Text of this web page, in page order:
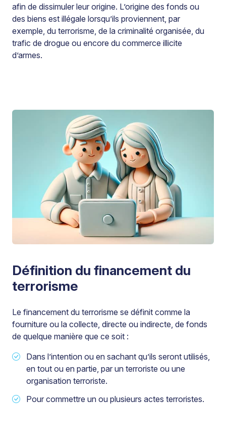
afin de dissimuler leur origine. L’origine des fonds ou
des biens est illégale lorsqu’ils proviennent, par
exemple, du terrorisme, de la criminalité organisée, du
trafic de drogue ou encore du commerce illicite
d’armes.
Définition du financement du
terrorisme
Le financement du terrorisme se définit comme la
fourniture ou la collecte, directe ou indirecte, de fonds
de quelque manière que ce soit :
Dans l’intention ou en sachant qu’ils seront utilisés,
en tout ou en partie, par un terroriste ou une
organisation terroriste.
Pour commettre un ou plusieurs actes terroristes.